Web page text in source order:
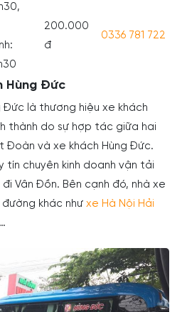
200.000
đ
0336 781 722
Hùng Đức
Đức là thương hiệu xe khách
thành do sự hợp tác giữa hai
Đoàn và xe khách Hùng Đức.
tín chuyên kinh doanh vận tải
Vân Đồn. Bên cạnh đó, nhà xe
khác như xe Hà Nội Hải